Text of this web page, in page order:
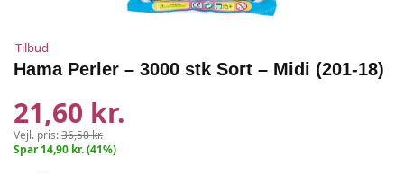
Tilbud
Hama Perler – 3000 stk Sort – Midi (201-18)
21,60 kr.
Vejl. pris:36,50 kr.
Spar 14,90 kr. (41%)